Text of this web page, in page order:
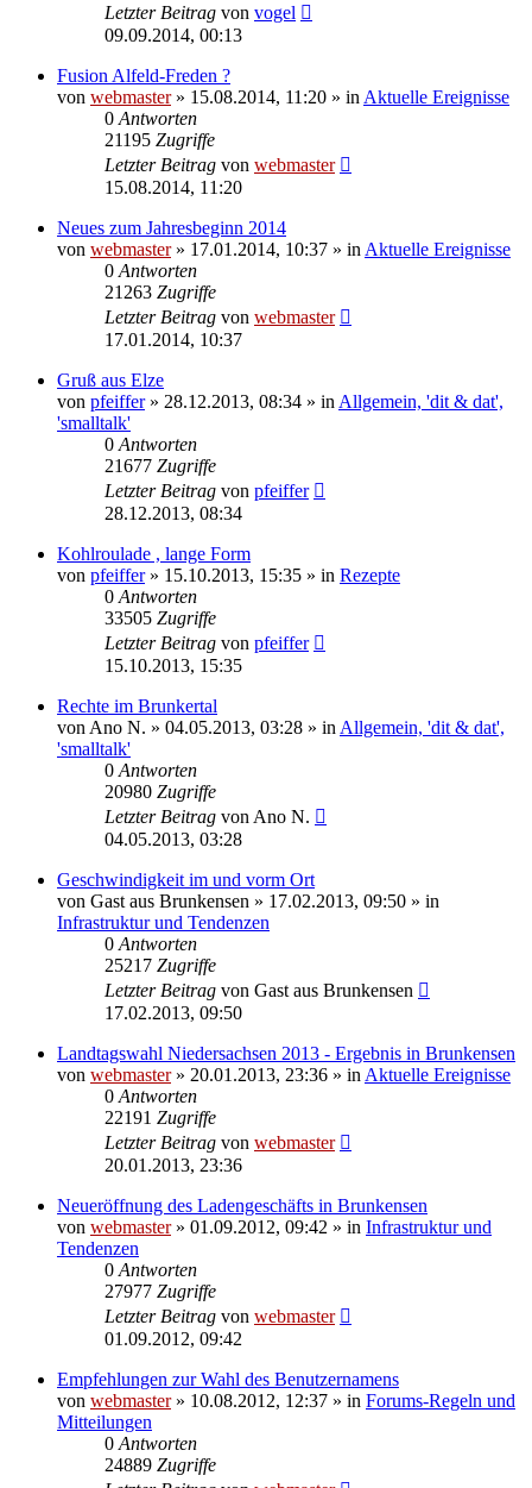
Letzter Beitrag von vogel
09.09.2014, 00:13
Fusion Alfeld-Freden ?
von webmaster» 15.08.2014, 11:20 » in Aktuelle Ereignisse
0 Antworten
21195 Zugriffe
Letzter Beitrag von webmaster
15.08.2014, 11:20
Neues zum Jahresbeginn 2014
von webmaster» 17.01.2014, 10:37 » in Aktuelle Ereignisse
0 Antworten
21263 Zugriffe
Letzter Beitrag von webmaster
17.01.2014, 10:37
Gruß aus Elze
von pfeiffer» 28.12.2013, 08:34 » in Allgemein, 'dit & dat',
'smalltalk'
0 Antworten
21677 Zugriffe
Letzter Beitrag von pfeiffer
28.12.2013, 08:34
Kohlroulade , lange Form
von pfeiffer» 15.10.2013, 15:35 » in Rezepte
0 Antworten
33505 Zugriffe
Letzter Beitrag von pfeiffer
15.10.2013, 15:35
Rechte im Brunkertal
von Ano N. » 04.05.2013, 03:28 » in Allgemein, 'dit & dat',
'smalltalk'
0 Antworten
20980 Zugriffe
Letzter Beitrag von Ano N.
04.05.2013, 03:28
Geschwindigkeit im und vorm Ort
von Gast aus Brunkensen » 17.02.2013, 09:50 » in
Infrastruktur und Tendenzen
0 Antworten
25217 Zugriffe
Letzter Beitrag von Gast aus Brunkensen
17.02.2013, 09:50
Landtagswahl Niedersachsen 2013 - Ergebnis in Brunkensen
von webmaster» 20.01.2013, 23:36 » in Aktuelle Ereignisse
0 Antworten
22191 Zugriffe
Letzter Beitrag von webmaster
20.01.2013, 23:36
Neueröffnung des Ladengeschäfts in Brunkensen
von webmaster» 01.09.2012, 09:42 » in Infrastruktur und
Tendenzen
0 Antworten
27977 Zugriffe
Letzter Beitrag von webmaster
01.09.2012, 09:42
Empfehlungen zur Wahl des Benutzernamens
von webmaster» 10.08.2012, 12:37 » in Forums-Regeln und
Mitteilungen
0 Antworten
24889 Zugriffe